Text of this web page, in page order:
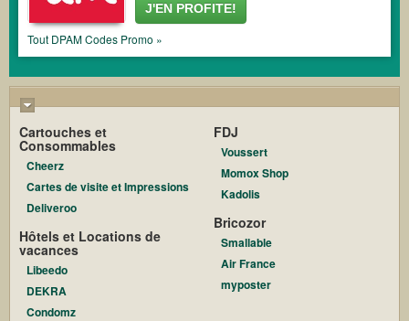
J'EN PROFITE!
Tout DPAMCodes Promo »
Cartouches et
Consommables
Cheerz
Cartes de visite et Impressions
Deliveroo
Hôtels et Locations de
vacances
Libeedo
DEKRA
Condomz
FDJ
Voussert
Momox Shop
Kadolis
Bricozor
Smallable
Air France
myposter